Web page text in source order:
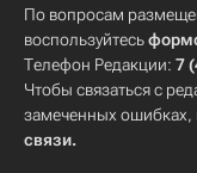
По вопросам
воспользуйтесь
Телефон Редакции: 7
Чтобы связаться с
замеченных ошибках,
связи.